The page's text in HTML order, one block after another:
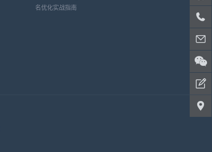
名优化实战指南